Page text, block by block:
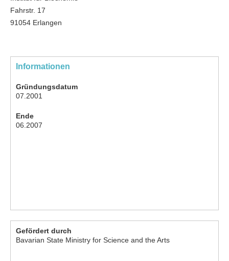
Fahrstr. 17
91054 Erlangen
Informationen
Gründungsdatum
07.2001
Ende
06.2007
Gefördert durch
Bavarian State Ministry for Science and the Arts